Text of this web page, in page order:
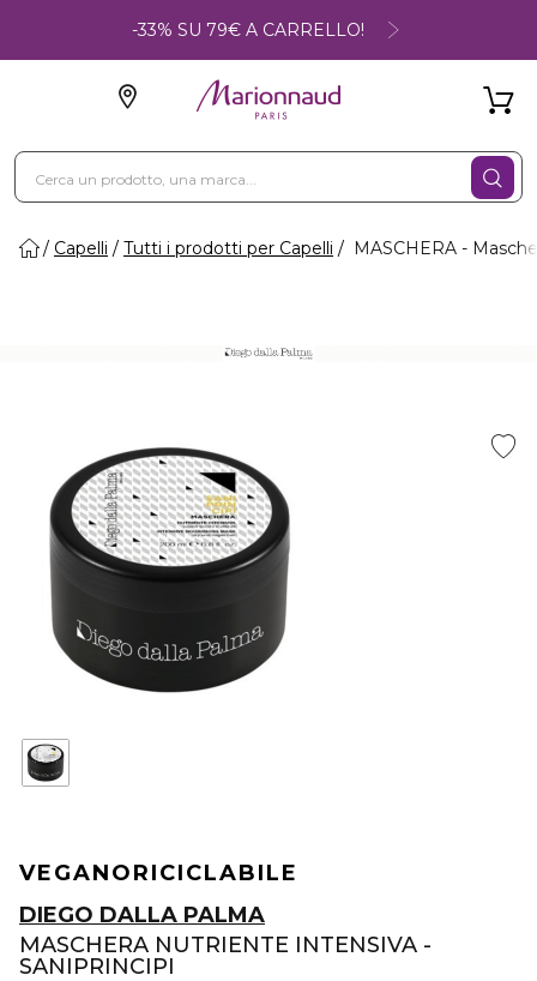
-33% SU 79€ A CARRELLO!
Capelli Tutti i prodotti per Capelli MASCHERA -
VEGANORICICLABILE
DIEGO DALLA PALMA
MASCHERA NUTRIENTE INTENSIVA -
SANIPRINCIPI